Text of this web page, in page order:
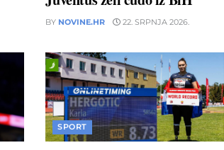
BY NOVINE.HR 22. SRPNJA 2026.
SPORT